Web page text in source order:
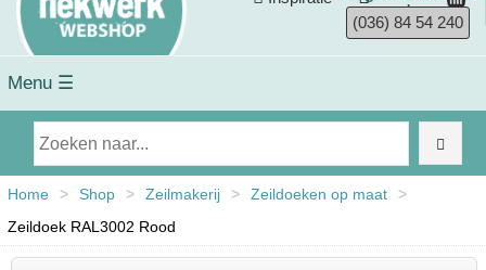
(036) 84 54 240
Menu ☰
Home > Shop > Zeilmakerij > Zeildoeken op maat
>
Zeildoek RAL3002 Rood